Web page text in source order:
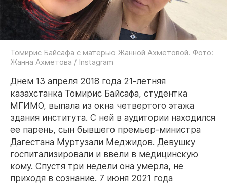
Томирис Байсафа с матерью Жанной Ахметовой. Фото:
Жанна Ахметова / Instagram
Днем 13 апреля 2018 года 21-летняя
казахстанка Томирис Байсафа, студентка
МГИМО, выпала из окна четвертого этажа
здания института. С ней в аудитории находился
ее парень, сын бывшего премьер-министра
Дагестана Муртузали Меджидов. Девушку
госпитализировали и ввели в медицинскую
кому. Спустя три недели она умерла, не
приходя в сознание. 7 июня 2021 года